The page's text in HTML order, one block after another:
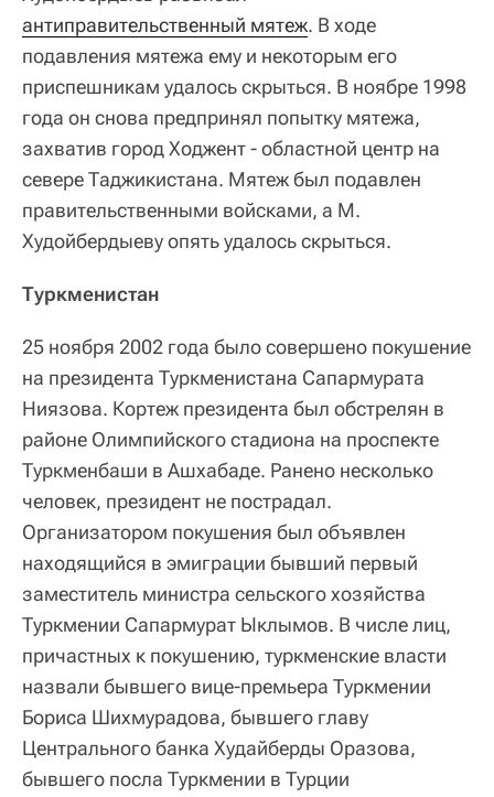
антиправительственный мятеж. В ходе
подавления мятежа ему и некоторым его
приспешникам удалось скрыться. В ноябре 1998
года он снова предпринял попытку мятежа,
захватив город Ходжент - областной центр на
севере Таджикистана. Мятеж был подавлен
правительственными войсками, а М.
Худойбердыеву опять удалось скрыться.
Туркменистан
25 ноября 2002 года было совершено покушение
на президента Туркменистана Сапармурата
Ниязова. Кортеж президента был обстрелян в
районе Олимпийского стадиона на проспекте
Туркменбаши в Ашхабаде. Ранено несколько
человек, президент не пострадал.
Организатором покушения был объявлен
находящийся в эмиграции бывший первый
заместитель министра сельского хозяйства
Туркмении Сапармурат Ыклымов. В числе лиц,
причастных к покушению, туркменские власти
назвали бывшего вице-премьера Туркмении
Бориса Шихмурадова, бывшего главу
Центрального банка Худайберды Оразова,
бывшего посла Туркмении в Турции